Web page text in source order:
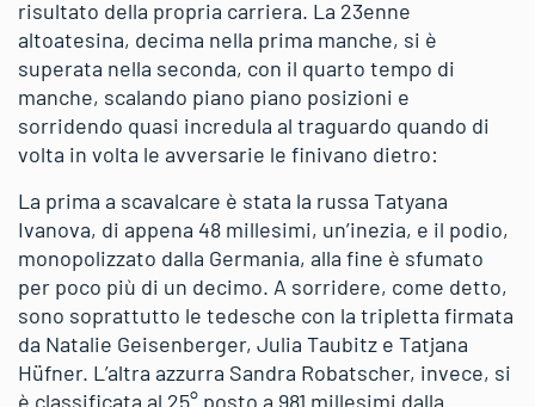
risultato della propria carriera. La 23enne
altoatesina, decima nella prima manche, si è
superata nella seconda, con il quarto tempo di
manche, scalando piano piano posizioni e
sorridendo quasi incredula al traguardo quando di
volta in volta le avversarie le finivano dietro:
La prima a scavalcare è stata la russa Tatyana
Ivanova, di appena 48 millesimi, un’inezia, e il podio,
monopolizzato dalla Germania, alla fine è sfumato
per poco più di un decimo. A sorridere, come detto,
sono soprattutto le tedesche con la tripletta firmata
da Natalie Geisenberger, Julia Taubitz e Tatjana
Hüfner. L’altra azzurra Sandra Robatscher, invece, si
è classificata al 25° posto a 981 millesimi dalla